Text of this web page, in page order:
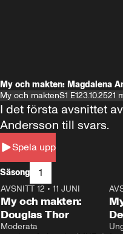
My och makten: Magdalena
My och maktenS1 E123.10.2521
Spela upp
I det första avsnittet
Andersson till svars.
Säsong 1
26:27
AVSNITT 12 • 11 JUNI
My och makten:
Douglas Thor
Moderata